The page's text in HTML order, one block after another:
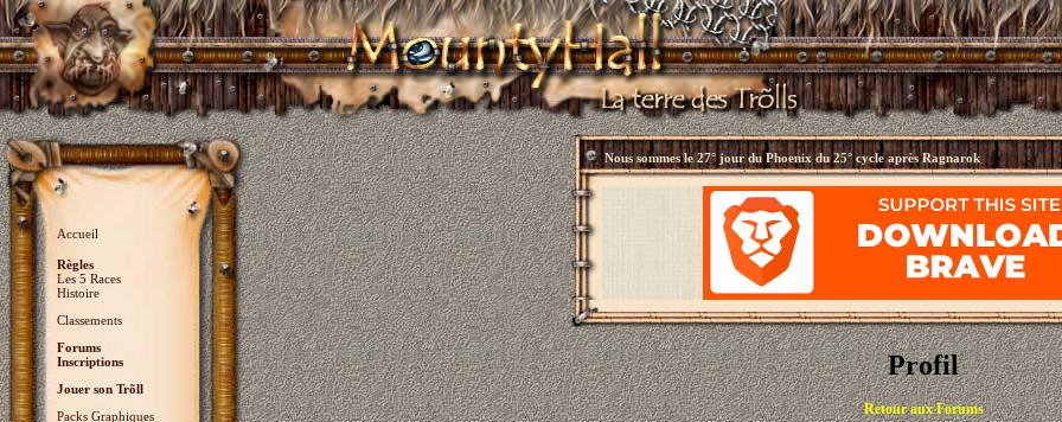
Accueil
Règles
Les 5 Races
Histoire
Classements
Forums
Inscriptions
Jouer son Trõll
Packs Graphiques
Nous sommes le27° jour du Phoenix du 25° cycle après Ragnarok
Profil
Retour aux Forums